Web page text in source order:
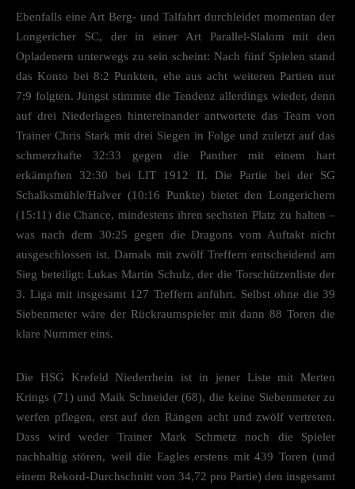
Ebenfalls eine Art Berg- und Talfahrt durchleidet momentan der
Longericher SC, der in einer Art Parallel-Slalom mit den
Opladenern unterwegs zu sein scheint: Nach fünf Spielen stand
das Konto bei 8:2 Punkten, ehe aus acht weiteren Partien nur
7:9 folgten. Jüngst stimmte die Tendenz allerdings wieder, denn
auf drei Niederlagen hintereinander antwortete das Team von
Trainer Chris Stark mit drei Siegen in Folge und zuletzt auf das
schmerzhafte 32:33 gegen die Panther mit einem hart
erkämpften 32:30 bei LIT 1912 II. Die Partie bei der SG
Schalksmühle/Halver (10:16 Punkte) bietet den Longerichern
(15:11) die Chance, mindestens ihren sechsten Platz zu halten –
was nach dem 30:25 gegen die Dragons vom Auftakt nicht
ausgeschlossen ist. Damals mit zwölf Treffern entscheidend am
Sieg beteiligt: Lukas Martin Schulz, der die Torschützenliste der
3. Liga mit insgesamt 127 Treffern anführt. Selbst ohne die 39
Siebenmeter wäre der Rückraumspieler mit dann 88 Toren die
klare Nummer eins.
Die HSG Krefeld Niederrhein ist in jener Liste mit Merten
Krings (71) und Maik Schneider (68), die keine Siebenmeter zu
werfen pflegen, erst auf den Rängen acht und zwölf vertreten.
Dass wird weder Trainer Mark Schmetz noch die Spieler
nachhaltig stören, weil die Eagles erstens mit 439 Toren (und
einem Rekord-Durchschnitt von 34,72 pro Partie) den insgesamt
Speichern
Datenschutzeinstellungen
Essenziell (2)
Essenzielle Cookies ermöglichen grundlegende Funktionen und sind für die einwandfreie
Funktion der Website erforderlich.